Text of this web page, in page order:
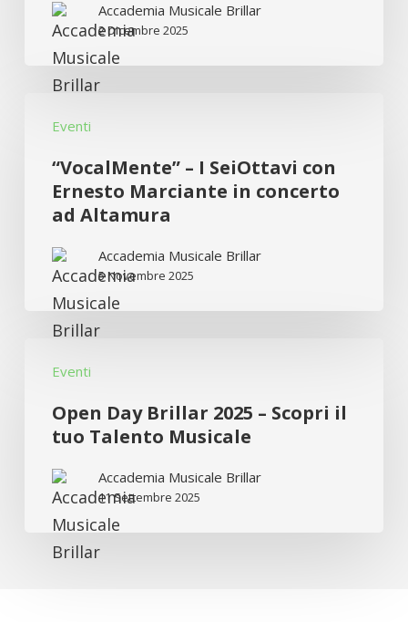
musica
passione
tutti
Accademia Musicale Brillar
2 Dicembre 2025
Eventi
SeiOttavi
Ernesto
Marciante
concerto
Altamura
“VocalMente” – I SeiOttavi con
Ernesto Marciante in concerto
ad Altamura
Accademia Musicale Brillar
5 Novembre 2025
Eventi
Brillar
2025
Scopri
Open Day Brillar 2025 – Scopri il
tuo Talento Musicale
Accademia Musicale Brillar
11 Settembre 2025